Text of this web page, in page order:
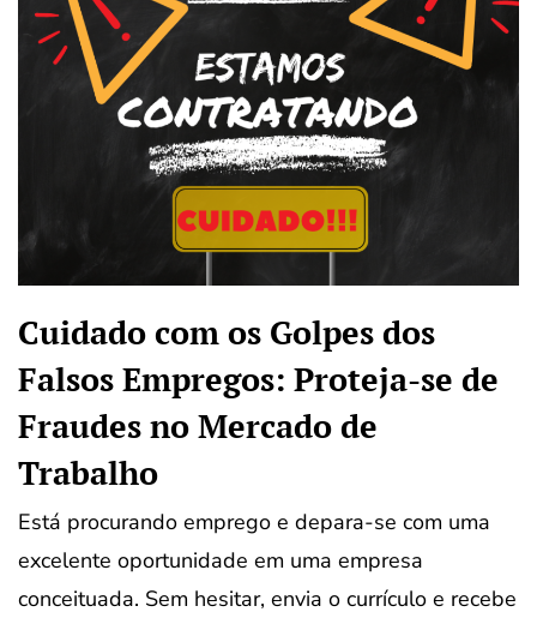
Cuidado com os Golpes dos
Falsos Empregos: Proteja-se de
Fraudes no Mercado de
Trabalho
Está procurando emprego e depara-se com uma
excelente oportunidade em uma empresa
conceituada. Sem hesitar, envia o currículo e recebe